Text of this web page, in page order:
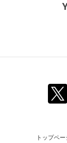
トップペー